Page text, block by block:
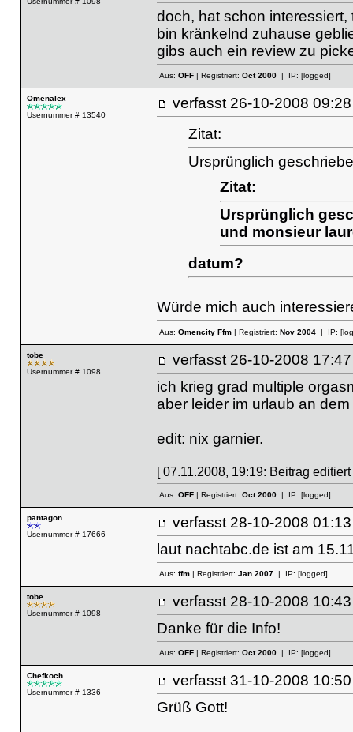
doch, hat schon interessiert,
bin kränkelnd zuhause
gibs auch ein review zu
Aus: OFF| Registriert: Oct 2000| IP: [logged]
Omenalex
Usernummer # 13540
verfasst 26-10-2008
Zitat:
Ursprünglich
Zitat:
Ursprünglich
und monsieur
datum?
Würde mich auch
Aus: Omencity Ffm| Registriert: Nov 2004| IP:
tobe
Usernummer # 1098
verfasst 26-10-2008
ich krieg grad multiple
aber leider im urlaub an dem
edit: nix garnier.
[ 07.11.2008, 19:19: Beitrag
Aus: OFF| Registriert: Oct 2000| IP: [logged]
pantagon
Usernummer # 17666
verfasst 28-10-2008
laut nachtabc.de ist am
Aus: ffm| Registriert: Jan 2007| IP: [logged]
tobe
Usernummer # 1098
verfasst 28-10-2008
Danke für die Info!
Aus: OFF| Registriert: Oct 2000| IP: [logged]
Chefkoch
Usernummer # 1336
verfasst 31-10-2008
Grüß Gott!